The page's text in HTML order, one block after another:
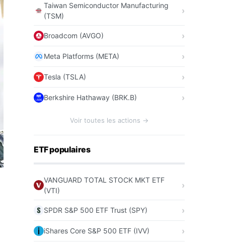
Taiwan Semiconductor Manufacturing
(TSM)
Broadcom (AVGO)
Meta Platforms (META)
Tesla (TSLA)
Berkshire Hathaway (BRK.B)
Voir toutes les actions →
ETF populaires
VANGUARD TOTAL STOCK MKT ETF
(VTI)
SPDR S&P 500 ETF Trust (SPY)
iShares Core S&P 500 ETF (IVV)